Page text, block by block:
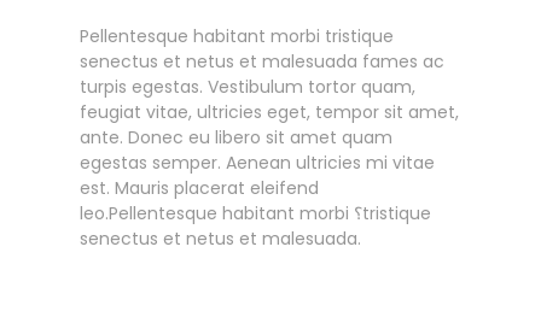
Pellentesque habitant morbi tristique
senectus et netus et malesuada fames ac
turpis egestas. Vestibulum tortor quam,
feugiat vitae, ultricies eget, tempor sit amet,
ante. Donec eu libero sit amet quam
egestas semper. Aenean ultricies mi vitae
est. Mauris placerat eleifend
leo.Pellentesque habitant morbi ؟tristique
senectus et netus et malesuada.